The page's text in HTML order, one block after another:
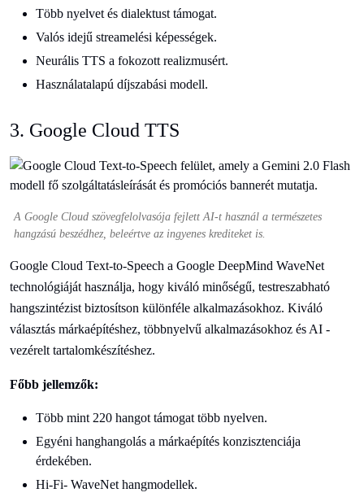
Több nyelvet és dialektust támogat.
Valós idejű streamelési képességek.
Neurális TTS a fokozott realizmusért.
Használatalapú díjszabási modell.
3. Google Cloud TTS
A Google Cloud szövegfelolvasója fejlett AI-t használ a természetes
hangzású beszédhez, beleértve az ingyenes krediteket is.
Google Cloud Text-to-Speech a Google DeepMind WaveNet
technológiáját használja, hogy kiváló minőségű, testreszabható
hangszintézist biztosítson különféle alkalmazásokhoz. Kiváló
választás márkaépítéshez, többnyelvű alkalmazásokhoz és AI -
vezérelt tartalomkészítéshez.
Főbb jellemzők:
Több mint 220 hangot támogat több nyelven.
Egyéni hanghangolás a márkaépítés konzisztenciája
érdekében.
Hi-Fi- WaveNet hangmodellek.